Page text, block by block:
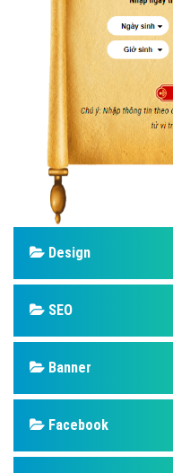
Design
SEO
Banner
Facebook